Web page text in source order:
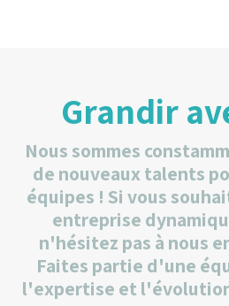
Grandir
Nous sommes
de nouveaux talents
équipes ! Si vous
entreprise
n'hésitez pas à nous
Faites partie d'une
l'expertise et